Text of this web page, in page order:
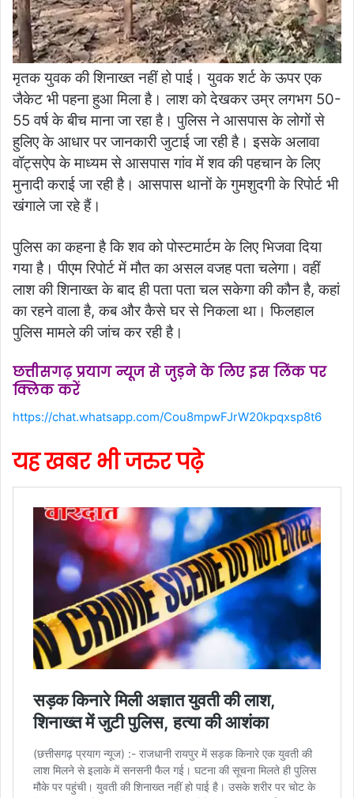
मृतक युवक की शिनाख्त नहीं हो पाई। युवक शर्ट के ऊपर एक
जैकेट भी पहना हुआ मिला है। लाश को देखकर उम्र लगभग 50-
55 वर्ष के बीच माना जा रहा है। पुलिस ने आसपास के लोगों से
हुलिए के आधार पर जानकारी जुटाई जा रही है। इसके अलावा
वॉट्सऐप के माध्यम से आसपास गांव में शव की पहचान के लिए
मुनादी कराई जा रही है। आसपास थानों के गुमशुदगी के रिपोर्ट भी
खंगाले जा रहे हैं।
पुलिस का कहना है कि शव को पोस्टमार्टम के लिए भिजवा दिया
गया है। पीएम रिपोर्ट में मौत का असल वजह पता चलेगा। वहीं
लाश की शिनाख्त के बाद ही पता पता चल सकेगा की कौन है, कहां
का रहने वाला है, कब और कैसे घर से निकला था। फिलहाल
पुलिस मामले की जांच कर रही है।
छत्तीसगढ़ प्रयाग न्यूज से जुड़ने के लिए इस लिंक पर
क्लिक करें
https://chat.whatsapp.com/Cou8mpwFJrW20kpqxsp8t6
यह खबर भी जरुर पढ़े